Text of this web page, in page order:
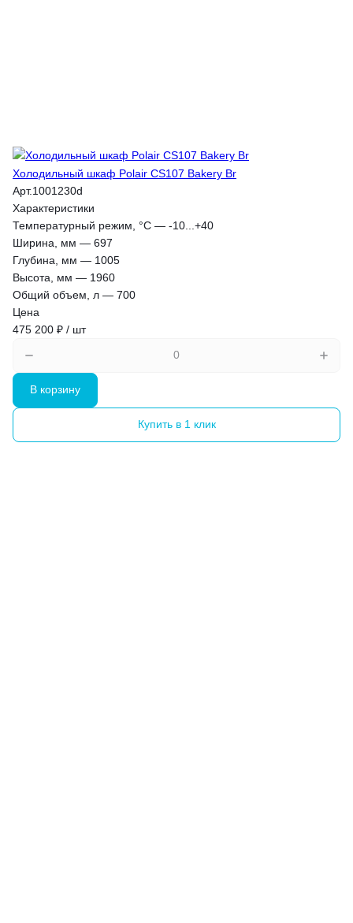
Холодильный шкаф Polair CS107 Bakery Br
Арт.1001230d
Характеристики
Температурный режим, °С — -10...+40
Ширина, мм — 697
Глубина, мм — 1005
Высота, мм — 1960
Общий объем, л — 700
Цена
475 200 ₽ / шт
В корзину
Купить в 1 клик